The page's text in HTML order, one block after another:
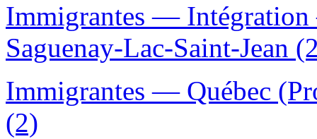
Immigrantes —
Saguenay-Lac-Saint-Jean
Immigrantes — Québec
(2)